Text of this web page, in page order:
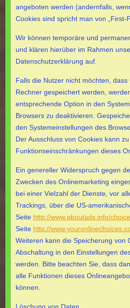
angeboten werden (andernfalls,
Cookies sind spricht man von „First-
Wir können temporäre und
und klären hierüber im Rahmen
Datenschutzerklärung auf.
Falls die Nutzer nicht möchten, dass
Rechner gespeichert werden,
entsprechende Option in den
Browsers zu deaktivieren.
den Systemeinstellungen des
Der Ausschluss von Cookies kann zu
Funktionseinschränkungen dieses
Ein genereller Widerspruch gegen
Zwecken des Onlinemarketing
bei einer Vielzahl der Dienste, vor
Trackings, über die US-
Seite http://www.aboutads.info/
Seite http://
Weiteren kann die Speicherung von
Abschaltung in den Einstellungen
werden. Bitte beachten Sie, dass
alle Funktionen dieses
können.